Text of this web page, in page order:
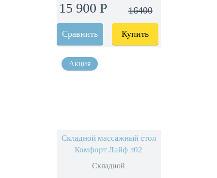
15 900 Р 16400
Сравнить Купить
Складной массажный стол
Комфорт Лайф л02
Складной